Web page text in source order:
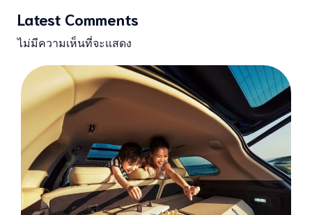
Latest Comments
ไม่มีความเห็นที่จะแสดง